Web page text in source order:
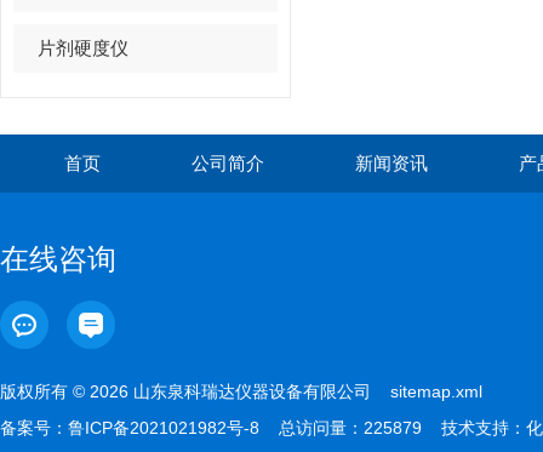
片剂硬度仪
首页 公司简介 新闻资讯 产
在线咨询
版权所有 © 2026 山东泉科瑞达仪器设备有限公司 sitemap.xml
备案号： 鲁ICP备2021021982号-8 总访问量：225879 技术支持： 化